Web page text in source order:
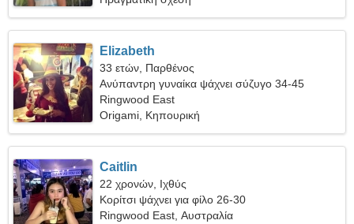
Elizabeth
33 ετών, Παρθένος
Ανύπαντρη γυναίκα ψάχνει σύζυγο 34-45
Ringwood East
Origami, Κηπουρική
Caitlin
22 χρονών, Ιχθύς
Κορίτσι ψάχνει για φίλο 26-30
Ringwood East, Αυστραλία